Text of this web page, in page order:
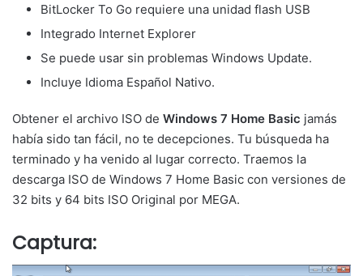
BitLocker To Go requiere una unidad flash USB
Integrado Internet Explorer
Se puede usar sin problemas Windows Update.
Incluye Idioma Español Nativo.
Obtener el archivo ISO de Windows 7 Home Basic jamás
había sido tan fácil, no te decepciones. Tu búsqueda ha
terminado y ha venido al lugar correcto. Traemos la
descarga ISO de Windows 7 Home Basic con versiones de
32 bits y 64 bits ISO Original por MEGA.
Captura: